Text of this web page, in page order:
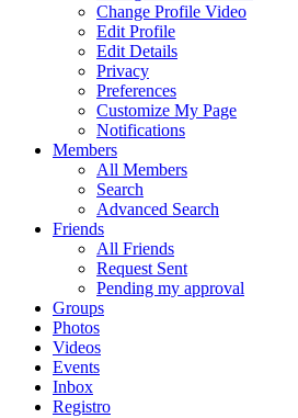
Change Profile Video
Edit Profile
Edit Details
Privacy
Preferences
Customize My Page
Notifications
Members
All Members
Search
Advanced Search
Friends
All Friends
Request Sent
Pending my approval
Groups
Photos
Videos
Events
Inbox
Registro